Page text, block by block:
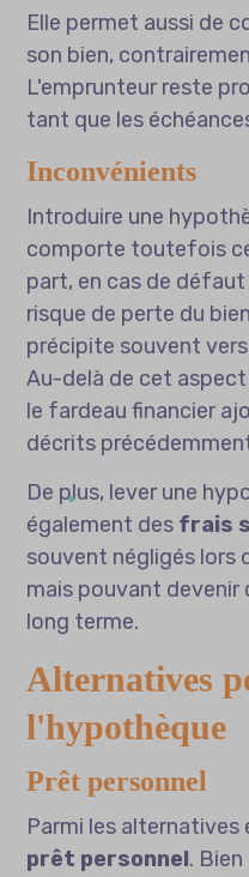
Elle permet aussi de
son bien,
L'emprunteur reste
tant que les
Inconvénients
Introduire une
comporte toutefois
part, en cas de
risque de perte du
précipite souvent
Au-delà de cet
le fardeau financier
décrits
De plus, lever une
également des frais
souvent négligés lors
mais pouvant
long terme.
Alternatives
l'hypothèque
Prêt personnel
Parmi les alternatives
prêt personnel.